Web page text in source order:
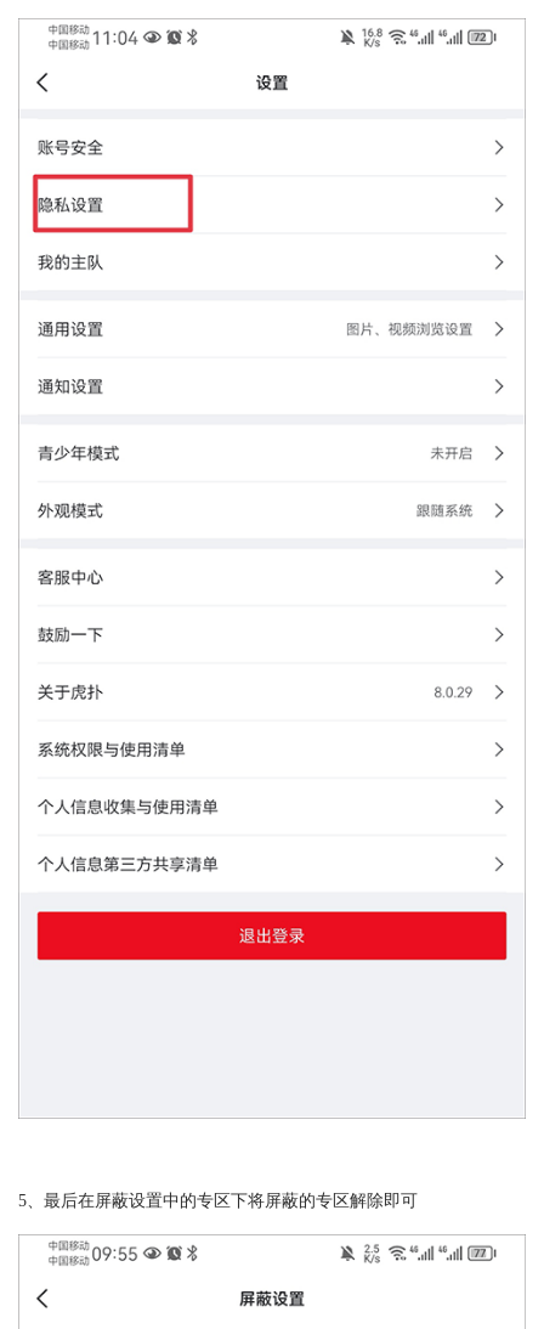
5、最后在屏蔽设置中的专区下将屏蔽的专区解除即可